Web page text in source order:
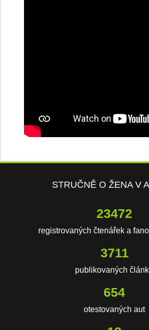
STRUČNĚ O ŽENA V
23472
registrovaných čtenářek a
3711
publikovaných
654
otestovaných aut